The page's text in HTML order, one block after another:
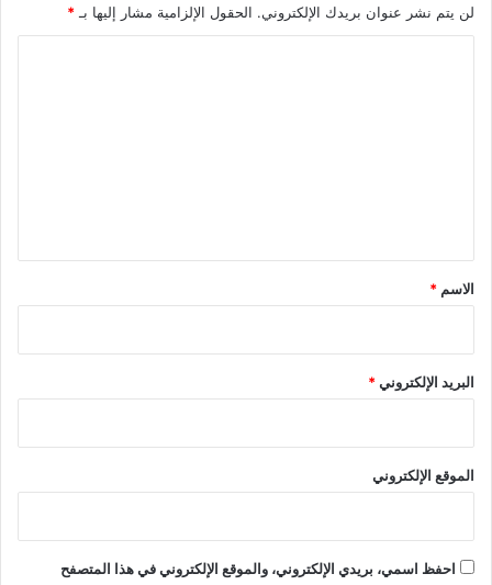
لن يتم نشر عنوان بريدك الإلكتروني. الحقول الإلزامية مشار إليها بـ *
*
الاسم *
البريد الإلكتروني*
الموقع الإلكتروني
احفظ اسمي، بريدي الإلكتروني، والموقع الإلكتروني في هذا المتصفح